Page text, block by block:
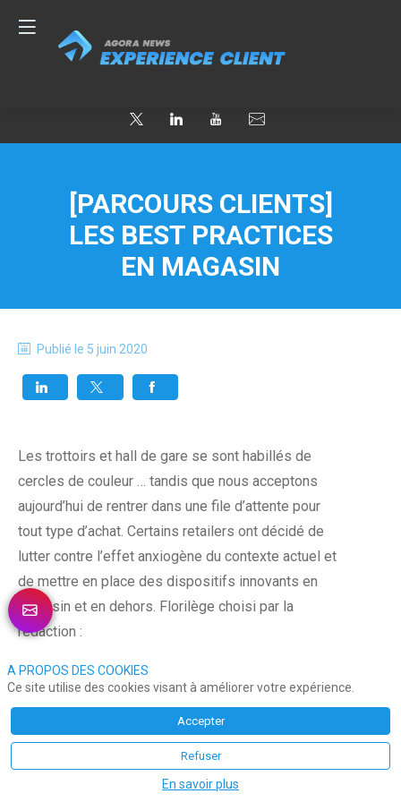
[PARCOURS CLIENTS]
LES BEST PRACTICES
EN MAGASIN
Publié le 5 juin 2020
Les trottoirs et hall de gare se sont habillés de
cercles de couleur … tandis que nous acceptons
aujourd’hui de rentrer dans une file d’attente pour
tout type d’achat. Certains retailers ont décidé de
lutter contre l’effet anxiogène du contexte actuel et
de mettre en place des dispositifs innovants en
magasin et en dehors. Florilège choisi par la
rédaction :
Des feux de signalisation pour entrer dans un
magasin chez Aldi au Royaume Uni.
A PROPOS DES COOKIES
Ce site utilise des cookies visant à améliorer votre expérience.
Accepter
Refuser
En savoir plus